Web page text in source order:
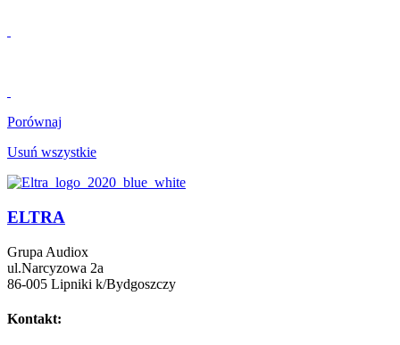
Usuń wszystkie
ELTRA
Grupa Audiox
86-005 Lipniki k/Bydgoszczy
Kontakt:
tel.52 37 50 766